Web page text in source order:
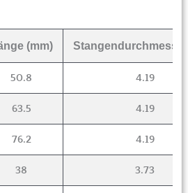
(mm)
50.8
4.19
63.5
4.19
76.2
4.19
38
3.73